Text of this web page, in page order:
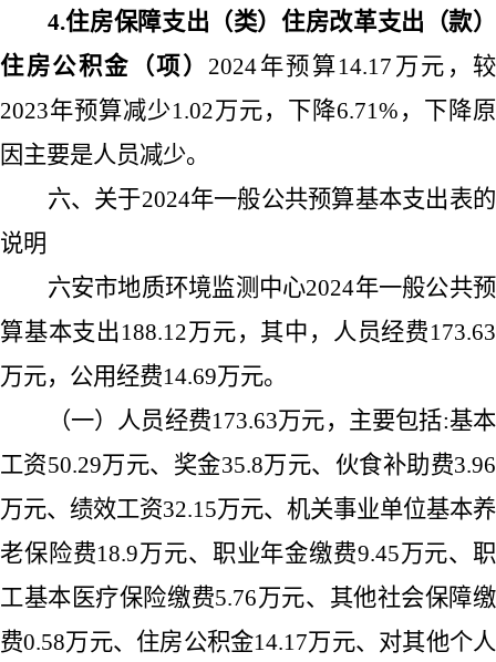
4.住房保障支出（类）住房改革支出（款）
住房公积金（项） 2024年预算14.17 万元，较
2023年预算减少1.02万元，下降6.71% ，下降原
因主要是人员减少。
六、关于2024年一般公共预算基本支出表的
说明
六安市地质环境监测中心2024年一般公共预
算基本支出 188.12万元，其中，人员经费173.63
万元，公用经费14.69万元。
（一）人员经费173.63万元，主要包括:基本
工资50.29万元、奖金35.8万元、伙食补助费3.96
万元、绩效工资32.15万元、机关事业单位基本养
老保险费18.9万元、职业年金缴费9.45万元、职
工基本医疗保险缴费5.76万元、其他社会保障缴
费0.58万元、住房公积金14.17万元、对其他个人